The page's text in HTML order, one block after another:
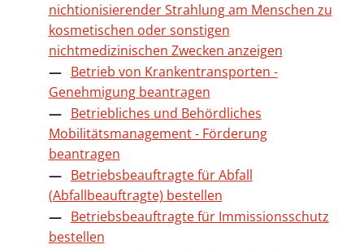
nichtionisierender Strahlung am Menschen zu
kosmetischen oder sonstigen
nichtmedizinischen Zwecken anzeigen
Betrieb von Krankentransporten -
Genehmigung beantragen
Betriebliches und Behördliches
Mobilitätsmanagement - Förderung
beantragen
Betriebsbeauftragte für Abfall
(Abfallbeauftragte) bestellen
Betriebsbeauftragte für Immissionsschutz
bestellen